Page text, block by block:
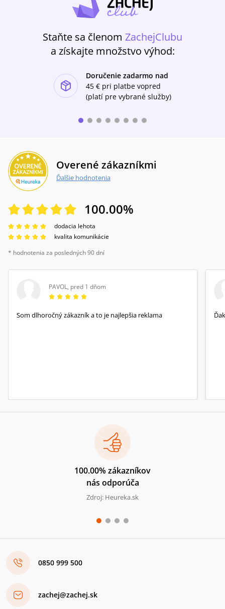
Staňte sa členom ZachejClubu
a získajte množstvo výhod:
Doručenie zadarmo nad
45 € pri platbe vopred
(platí pre vybrané služby)
Overené zákazníkmi
Ďalšie hodnotenia
100.00%
dodacia lehota
kvalita komunikácie
* hodnotenia za posledných 90 dní
PAVOL, pred 1 dňom
Som dlhoročný zákazník a to je najlepšia reklama
100.00% zákazníkov
nás odporúča
Zdroj: Heureka.sk
0850 999 500
zachej@zachej.sk